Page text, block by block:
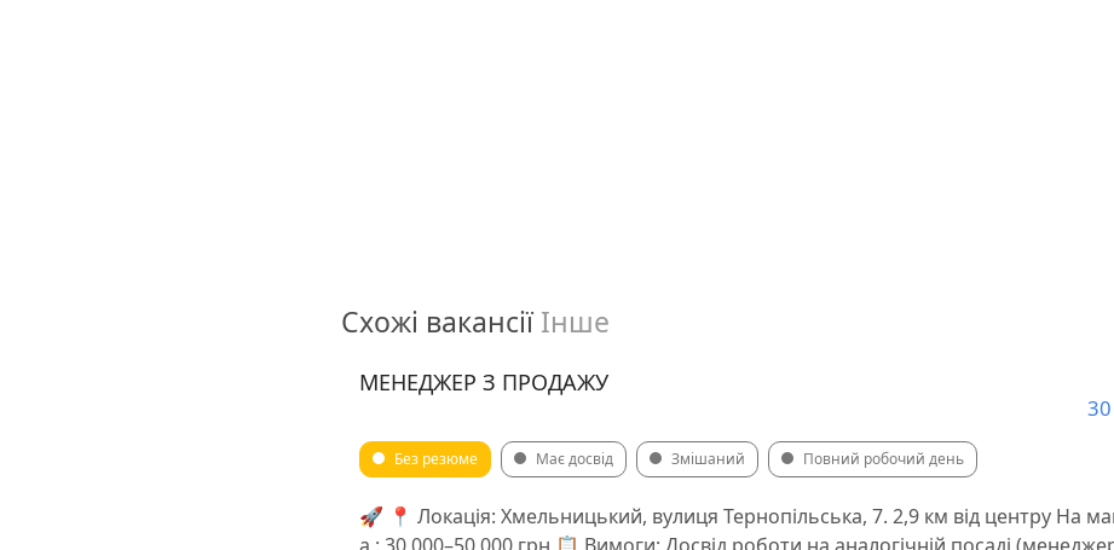
Схожі вакансії Інше
МЕНЕДЖЕР З ПРОДАЖУ
Без резюме Має досвід Змішаний Повний робочий день
🚀 📍 Локація: Хмельницький, вулиця Тернопільська, 7. 2,9 км від центру На